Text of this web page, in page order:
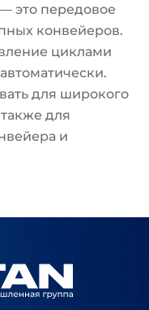
— это передовое
конвейеров.
циклами
для широкого
для
и